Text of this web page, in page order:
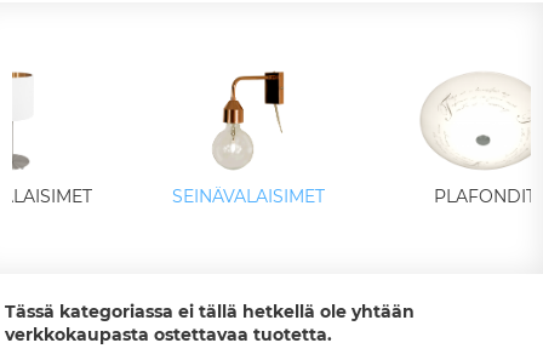
SEINÄVALAISIMET PLAFONDIT
Tässä kategoriassa ei tällä hetkellä ole yhtään
verkkokaupasta ostettavaa tuotetta.